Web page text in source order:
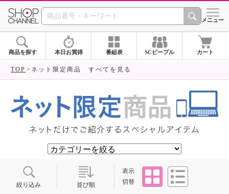
SHOP CHANNEL ショッ
メニュー
商品を探す 本日お買得 番組表 SCピープル カート
TOP ネット限定商品 すべてを見る
絞り込み 並び順
表示
切替
タイル